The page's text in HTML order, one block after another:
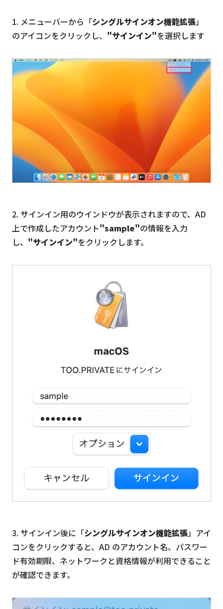
1. メニューバーから「シングルサインオン機能拡張」
のアイコンをクリックし、 "サインイン"を選択します
2. サインイン用のウインドウが表示されますので、AD
上で作成したアカウント"sample"の情報を入力
し、 "サインイン"をクリックします。
3. サインイン後に「シングルサインオン機能拡張」アイ
コンをクリックすると、AD のアカウント名、パスワー
ド有効期限、ネットワークと資格情報が利用できること
が確認できます。